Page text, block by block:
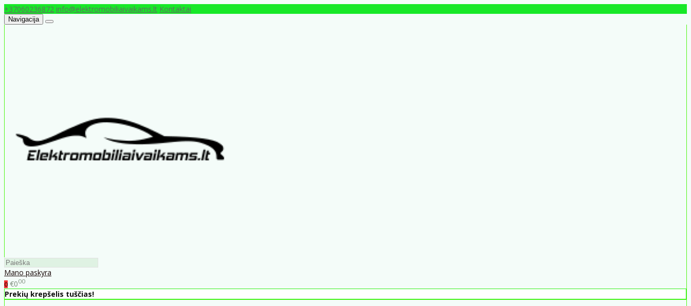
+37060236872 info@elektromobiliaivaikams.lt Kontaktai
Navigacija
Mano paskyra
0 €000
Prekių krepšelis tuščias!